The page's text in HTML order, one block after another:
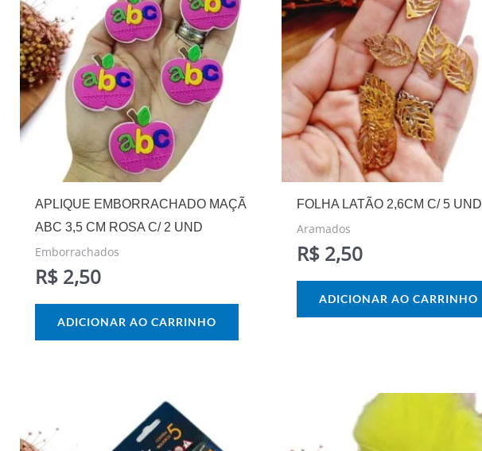
APLIQUE EMBORRACHADO MAÇÃ
ABC 3,5 CM ROSA C/ 2 UND
Emborrachados
R$ 2,50
ADICIONAR AO CARRINHO
FOLHA LATÃO 2,6CM C/ 5 UND
Aramados
R$2,50
ADICIONAR AO CARRINHO